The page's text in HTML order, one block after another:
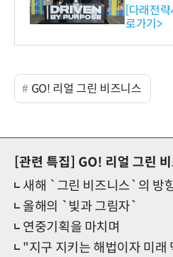
와의 비
-바이오
보
[다래전
로가기>
GO! 리얼 그린 비즈니스
[관련 특집]
GO! 리얼 그린
새해 `그린 비즈니스`의 방
올해의 `빛과 그림자`
연중기획을 마치며
"지구 지키는 해법이자 미래